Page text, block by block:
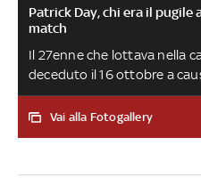
Patrick Day, chi era il
match
Il 27enne che lottava nella
deceduto il 16 ottobre a
sul ring durante l’incontro
Conwell. Professionista dal
Vai alla Fotogallery